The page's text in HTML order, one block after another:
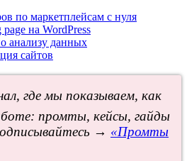
по маркетплейсам с нуля
на WordPress
анализу данных
сайтов
где мы показываем, как
промты, кейсы, гайды
→ «Промты